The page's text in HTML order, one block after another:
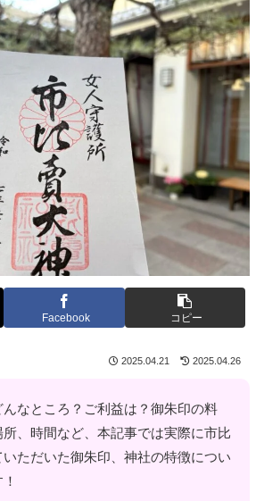
Facebook コピー
2025.04.21 2025.04.26
なところ？ご利益は？御朱印の料
、時間など、本記事では実際に市比
ただいた御朱印、神社の特徴につい